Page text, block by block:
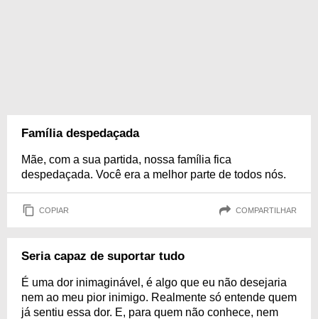
Família despedaçada
Mãe, com a sua partida, nossa família fica
despedaçada. Você era a melhor parte de todos nós.
COPIAR COMPARTILHAR
Seria capaz de suportar tudo
É uma dor inimaginável, é algo que eu não desejaria
nem ao meu pior inimigo. Realmente só entende quem
já sentiu essa dor. E, para quem não conhece, nem